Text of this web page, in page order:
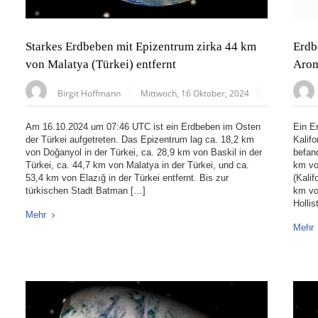
Starkes Erdbeben mit Epizentrum zirka 44 km
von Malatya (Türkei) entfernt
Birgit Hoffmann Mittwoch, 16 Oktober, 2024
Am 16.10.2024 um 07:46 UTC ist ein Erdbeben im Osten
der Türkei aufgetreten. Das Epizentrum lag ca. 18,2 km
von Doğanyol in der Türkei, ca. 28,9 km von Baskil in der
Türkei, ca. 44,7 km von Malatya in der Türkei, und ca.
53,4 km von Elazığ in der Türkei entfernt. Bis zur
türkischen Stadt Batman […]
Mehr
Ein
km
km
Mehr